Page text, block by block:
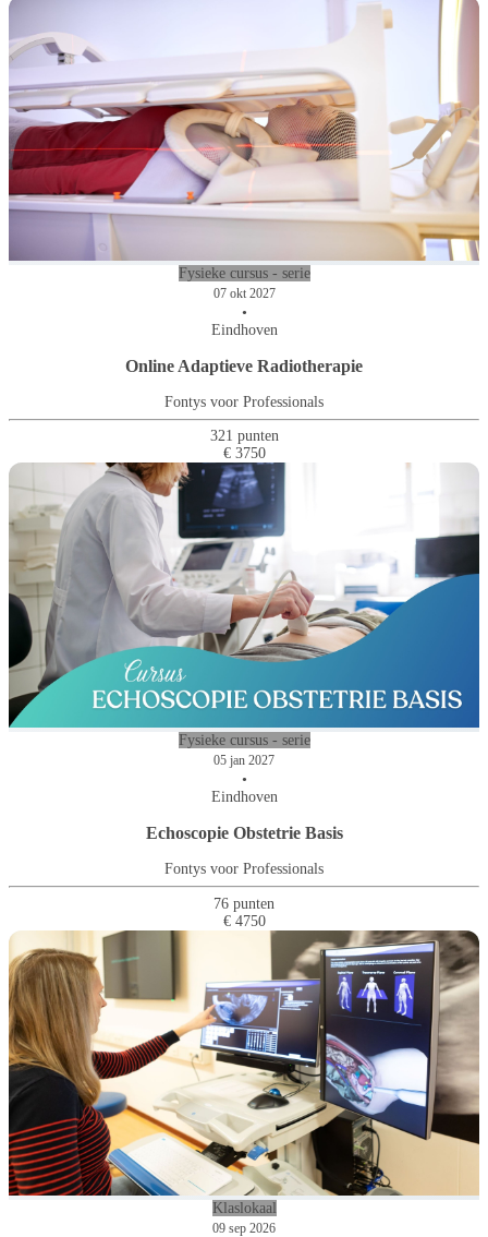
Fysieke cursus - serie
07 okt 2027
•
Eindhoven
Online Adaptieve Radiotherapie
Fontys voor Professionals
321 punten
€ 3750
Fysieke cursus - serie
05 jan 2027
•
Eindhoven
Echoscopie Obstetrie Basis
Fontys voor Professionals
76 punten
€ 4750
Klaslokaal
09 sep 2026